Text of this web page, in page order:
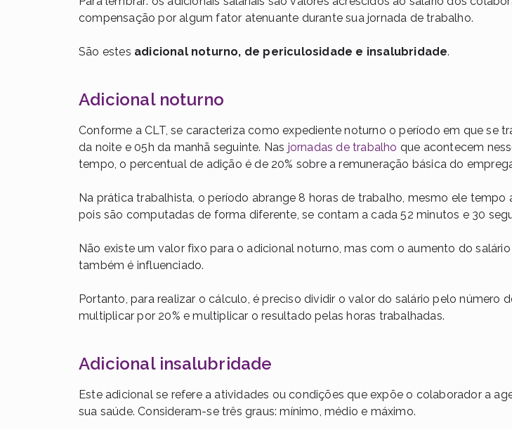
compensação por algum fator atenuante durante sua jornada de trabalho.
São estes adicional noturno, de periculosidade e insalubridade.
Adicional noturno
Conforme a CLT, se caracteriza como expediente noturno o período em que se
da noite e 05h da manhã seguinte. Nas jornadas de trabalho que acontecem
tempo, o percentual de adição é de 20% sobre a remuneração básica do
Na prática trabalhista, o período abrange 8 horas de trabalho, mesmo ele tempo
pois são computadas de forma diferente, se contam a cada 52 minutos e 30
Não existe um valor fixo para o adicional noturno, mas com o aumento do
também é influenciado.
Portanto, para realizar o cálculo, é preciso dividir o valor do salário pelo número
multiplicar por 20% e multiplicar o resultado pelas horas trabalhadas.
Adicional insalubridade
Este adicional se refere a atividades ou condições que expõe o colaborador a
sua saúde. Consideram-se três graus: mínimo, médio e máximo.